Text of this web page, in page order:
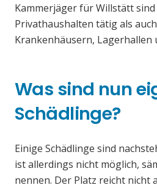
Kammerjäger für Willstätt
Privathaushalten tätig als
Krankenhäusern, Lagerhallen
Was sind nun
Schädlinge?
Einige Schädlinge sind
ist allerdings nicht möglich,
nennen. Der Platz reicht nicht